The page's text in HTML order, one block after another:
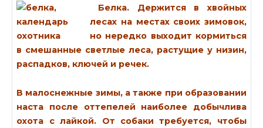
Белка.Держится в хвойных
лесах на местах своих зимовок,
но нередко выходит кормиться
в смешанные светлые леса, растущие у низин,
распадков, ключей и речек.
В малоснежные зимы, а также при образовании
наста после оттепелей наиболее добычлива
охота с лайкой. От собаки требуется, чтобы